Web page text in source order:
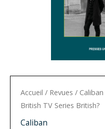
Accueil / Revues / Caliban
British TV Series British?
Caliban